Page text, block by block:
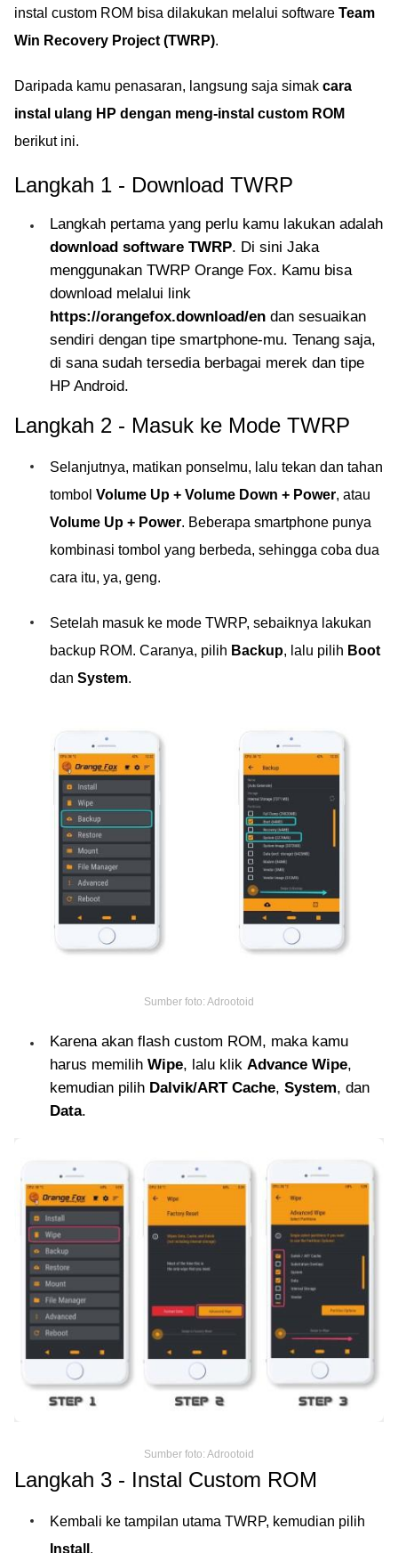
instal custom ROM bisa dilakukan melalui software Team
Win Recovery Project (TWRP).
Daripada kamu penasaran, langsung saja simak cara
instal ulang HP dengan meng-instal custom ROM
berikut ini.
Langkah 1 - Download TWRP
Langkah pertama yang perlu kamu lakukan adalah
download software TWRP. Di sini Jaka
menggunakan TWRP Orange Fox. Kamu bisa
download melalui link
https://orangefox.download/en dan sesuaikan
sendiri dengan tipe smartphone-mu. Tenang saja,
di sana sudah tersedia berbagai merek dan tipe
HP Android.
Langkah 2 - Masuk ke Mode TWRP
Selanjutnya, matikan ponselmu, lalu tekan dan tahan
tombol Volume Up + Volume Down + Power, atau
Volume Up + Power. Beberapa smartphone punya
kombinasi tombol yang berbeda, sehingga coba dua
cara itu, ya, geng.
Setelah masuk ke mode TWRP, sebaiknya lakukan
backup ROM. Caranya, pilih Backup, lalu pilih Boot
dan System.
Sumber foto: Adrootoid
Karena akan flash custom ROM, maka kamu
harus memilih Wipe, lalu klik Advance Wipe,
kemudian pilih Dalvik/ART Cache, System, dan
Data.
Sumber foto: Adrootoid
Langkah 3 - Instal Custom ROM
Kembali ke tampilan utama TWRP, kemudian pilih
Install .